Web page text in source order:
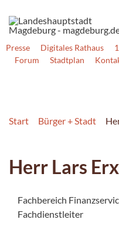
Presse Digitales Rathaus
Forum
Stadtplan
Start Bürger + Stadt
Herr Lars
Fachbereich
Fachdienstleiter